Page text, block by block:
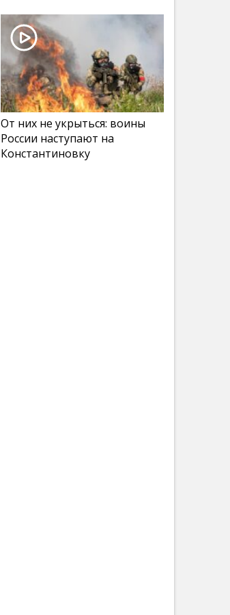
От них не укрыться: воины
России наступают на
Константиновку